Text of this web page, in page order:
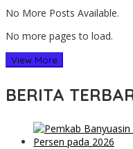
No More Posts Available.
No more pages to load.
View More
BERITA